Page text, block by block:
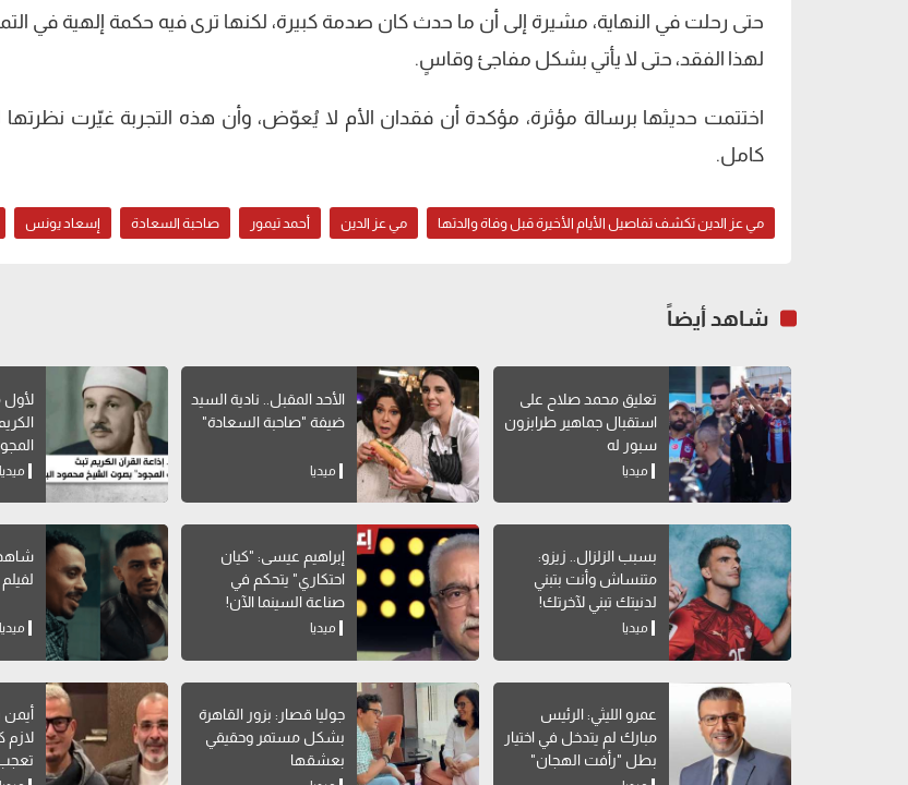
حتى رحلت في النهاية، مشيرة إلى أن ما حدث كان صدمة كبيرة، لكنها ترى فيه حكمة إلهية في
لهذا الفقد، حتى لا يأتي بشكل مفاجئ وقاسٍ.
اختتمت حديثها برسالة مؤثرة، مؤكدة أن فقدان الأم لا يُعوّض، وأن هذه التجربة غيّرت نظرتها
كامل.
مي عز الدين تكشف تفاصيل الأيام الأخيرة قبل وفاة والدتها مي عز الدين أحمد تيمور صاحبة السعادة إسعاد يونس
شاهد أيضاً
تعليق محمد صلاح على
استقبال جماهير طرابزون
سبور له
ميديا
الأحد المقبل.. نادية السيد
ضيفة "صاحبة السعادة"
ميديا
لأول
محمود
ميديا
بسبب الزلزال.. زيزو:
متنساش وأنت بتبني
لدنيتك تبني لآخرتك!
ميديا
إبراهيم عيسى: "كيان
احتكاري" يتحكم في
صناعة السينما الآن!
ميديا ميديا
عمرو الليثي: الرئيس
مبارك لم يتدخل في اختيار
بطل "رأفت الهجان"
جوليا قصار: بزور القاهرة
بشكل مستمر وحقيقي
بعشقها
لازم